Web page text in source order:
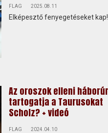
FLAG 2025.08.11
Elképesztő fenyegetéseket kap!
Az oroszok elleni
tartogatja a Taurusokat
Scholz? + videó
FLAG 2024.04.10